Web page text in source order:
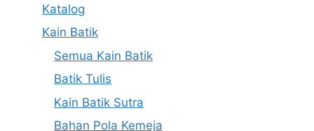
Katalog
Kain Batik
Semua Kain Batik
Batik Tulis
Kain Batik Sutra
Bahan Pola Kemeja